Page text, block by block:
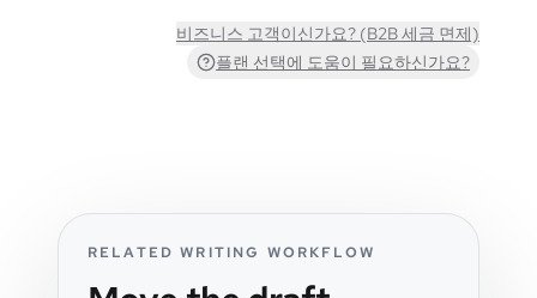
비즈니스 고객이신가요? (B2B 세금 면제)
플랜 선택에 도움이 필요하신가요?
RELATED WRITING WORKFLOW